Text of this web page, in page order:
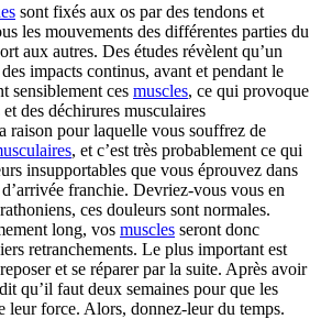
sont fixés aux os par des tendons et
les mouvements des différentes parties du
aux autres. Des études révèlent qu’un
impacts continus, avant et pendant le
sensiblement ces muscles, ce qui provoque
des déchirures musculaires
raison pour laquelle vous souffrez de
, et c’est très probablement ce qui
insupportables que vous éprouvez dans
franchie. Devriez-vous vous en
ces douleurs sont normales.
long, vos muscles seront donc
retranchements. Le plus important est
et se réparer par la suite. Après avoir
qu’il faut deux semaines pour que les
leur force. Alors, donnez-leur du temps.